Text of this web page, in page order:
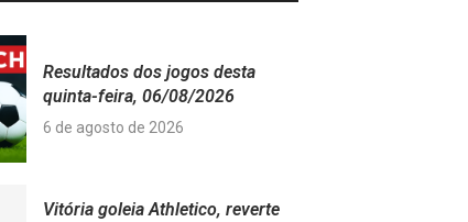
Resultados dos jogos desta
quinta-feira, 06/08/2026
6 de agosto de 2026
Vitória goleia Athletico, reverte